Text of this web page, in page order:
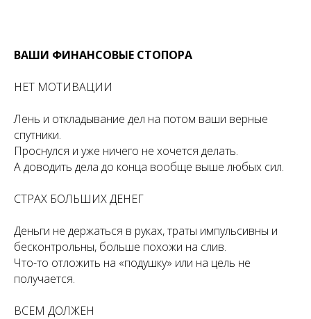
ВАШИ ФИНАНСОВЫЕ СТОПОРА
НЕТ МОТИВАЦИИ
Лень и откладывание дел на потом ваши верные
спутники.
Проснулся и уже ничего не хочется делать.
А доводить дела до конца вообще выше любых сил.
СТРАХ БОЛЬШИХ ДЕНЕГ
Деньги не держаться в руках, траты импульсивны и
бесконтрольны, больше похожи на слив.
Что-то отложить на «подушку» или на цель не
получается.
ВСЕМ ДОЛЖЕН